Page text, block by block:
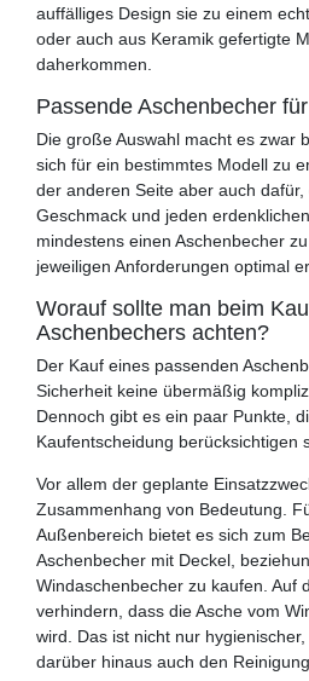
auffälliges Design sie zu einem
oder auch aus Keramik gefertigte
daherkommen.
Passende Aschenbecher
Die große Auswahl macht es zwar
sich für ein bestimmtes Modell zu
der anderen Seite aber auch
Geschmack und jeden
mindestens einen Aschenbecher
jeweiligen Anforderungen optimal
Worauf sollte man beim
Aschenbechers achten?
Der Kauf eines passenden
Sicherheit keine übermäßig
Dennoch gibt es ein paar Punkte,
Kaufentscheidung berücksichtigen
Vor allem der geplante
Zusammenhang von Bedeutung.
Außenbereich bietet es sich zum
Aschenbecher mit Deckel,
Windaschenbecher zu kaufen. Auf
verhindern, dass die Asche vom
wird. Das ist nicht nur
darüber hinaus auch den